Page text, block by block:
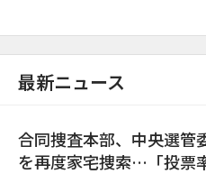
最新ニュース
合同捜査本部、中央選管
を再度家宅捜索…「投票